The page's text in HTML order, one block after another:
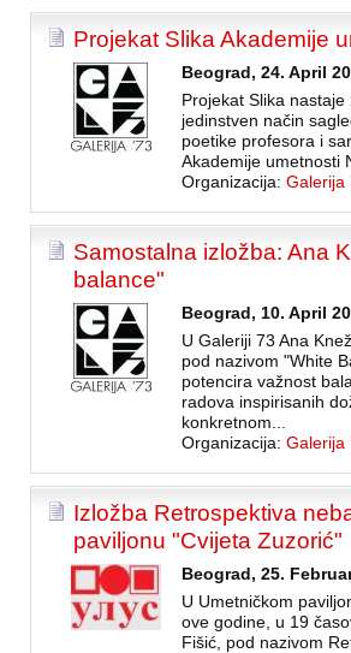
Projekat Slika Akademije
Beograd, 24. April
Projekat Slika
jedinstven način
poetike profesora i
Akademije umetnosti
Organizacija: Galerija
Samostalna izložba: Ana
balance"
Beograd, 10. April
U Galeriji 73 Ana
pod nazivom "White
potencira važnost
radova inspirisanih
konkretnom...
Organizacija: Galerija
Izložba Retrospektiva
paviljonu "Cvijeta Zuzorić"
Beograd, 25.
U Umetničkom
ove godine, u 19
Fišić, pod nazivom